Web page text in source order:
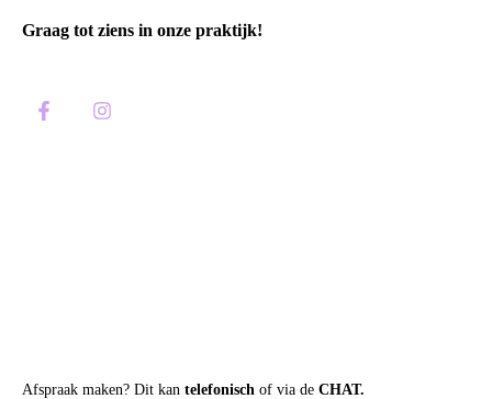
Graag tot ziens in onze praktijk!
Afspraak maken? Dit kan telefonisch of via de CHAT.